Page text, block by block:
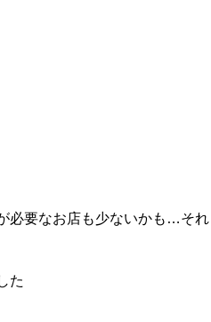
必要なお店も少ないかも…そ
た